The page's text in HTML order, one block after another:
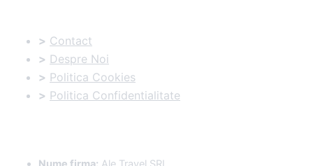
> Contact
> Despre Noi
> Politica Cookies
> Politica Confidentialitate